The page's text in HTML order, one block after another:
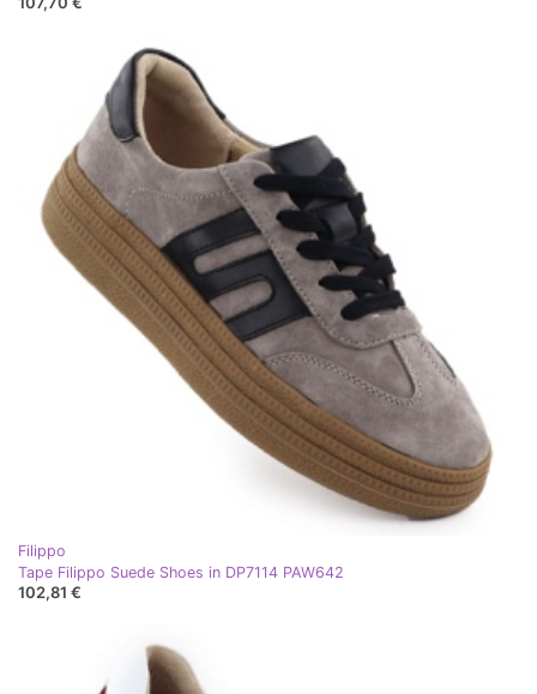
Filippo
Tape Filippo Suede Shoes in DP7114 PAW642
102,81 €